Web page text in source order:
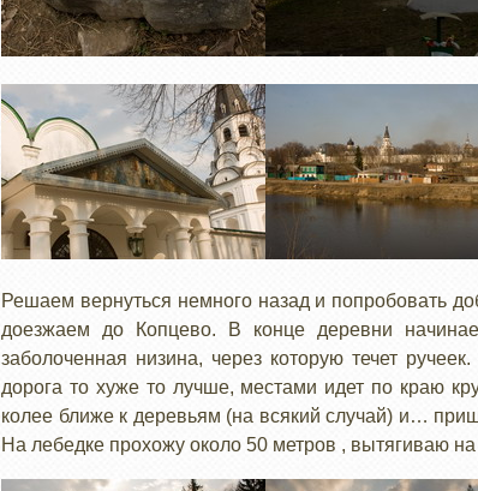
Решаем вернуться немного назад и попробовать
доезжаем до Копцево. В конце деревни
заболоченная низина, через которую течет
дорога то хуже то лучше, местами идет по краю
колее ближе к деревьям (на всякий случай) и…
На лебедке прохожу около 50 метров , вытягиваю